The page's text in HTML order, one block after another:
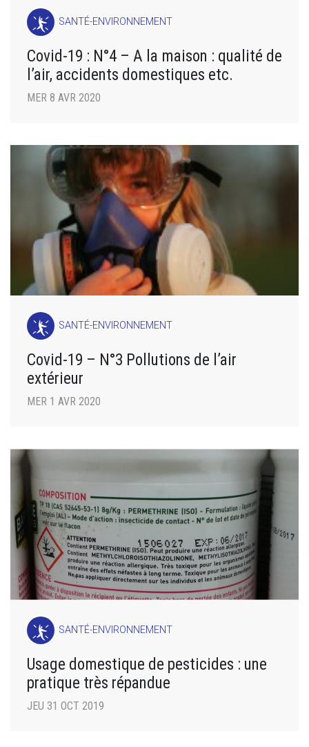
SANTÉ-ENVIRONNEMENT
Covid-19 : N°4 – A la maison : qualité de
l’air, accidents domestiques etc.
MER 8 AVR 2020
SANTÉ-ENVIRONNEMENT
Covid-19 – N°3 Pollutions de l’air
extérieur
MER 1 AVR 2020
SANTÉ-ENVIRONNEMENT
Usage domestique de pesticides : une
pratique très répandue
JEU 31 OCT 2019